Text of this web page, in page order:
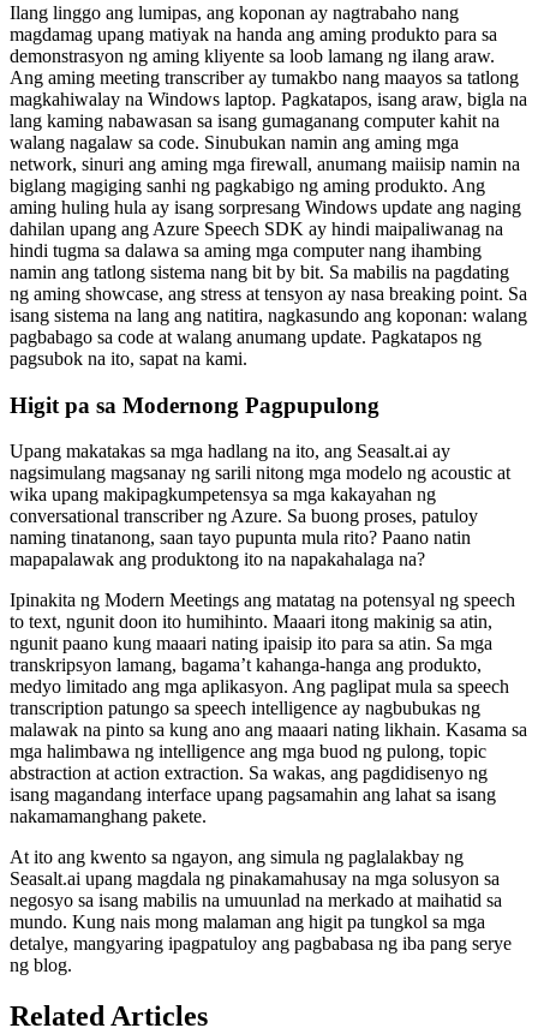
Ilang linggo ang lumipas, ang koponan ay nagtrabaho nang
magdamag upang matiyak na handa ang aming produkto para sa
demonstrasyon ng aming kliyente sa loob lamang ng ilang araw.
Ang aming meeting transcriber ay tumakbo nang maayos sa tatlong
magkahiwalay na Windows laptop. Pagkatapos, isang araw, bigla na
lang kaming nabawasan sa isang gumaganang computer kahit na
walang nagalaw sa code. Sinubukan namin ang aming mga
network, sinuri ang aming mga firewall, anumang maiisip namin na
biglang magiging sanhi ng pagkabigo ng aming produkto. Ang
aming huling hula ay isang sorpresang Windows update ang naging
dahilan upang ang Azure Speech SDK ay hindi maipaliwanag na
hindi tugma sa dalawa sa aming mga computer nang ihambing
namin ang tatlong sistema nang bit by bit. Sa mabilis na pagdating
ng aming showcase, ang stress at tensyon ay nasa breaking point. Sa
isang sistema na lang ang natitira, nagkasundo ang koponan: walang
pagbabago sa code at walang anumang update. Pagkatapos ng
pagsubok na ito, sapat na kami.
Higit pa sa Modernong Pagpupulong
Upang makatakas sa mga hadlang na ito, ang Seasalt.ai ay
nagsimulang magsanay ng sarili nitong mga modelo ng acoustic at
wika upang makipagkumpetensya sa mga kakayahan ng
conversational transcriber ng Azure. Sa buong proses, patuloy
naming tinatanong, saan tayo pupunta mula rito? Paano natin
mapapalawak ang produktong ito na napakahalaga na?
Ipinakita ng Modern Meetings ang matatag na potensyal ng speech
to text, ngunit doon ito humihinto. Maaari itong makinig sa atin,
ngunit paano kung maaari nating ipaisip ito para sa atin. Sa mga
transkripsyon lamang, bagama’t kahanga-hanga ang produkto,
medyo limitado ang mga aplikasyon. Ang paglipat mula sa speech
transcription patungo sa speech intelligence ay nagbubukas ng
malawak na pinto sa kung ano ang maaari nating likhain. Kasama sa
mga halimbawa ng intelligence ang mga buod ng pulong, topic
abstraction at action extraction. Sa wakas, ang pagdidisenyo ng
isang magandang interface upang pagsamahin ang lahat sa isang
nakamamanghang pakete.
At ito ang kwento sa ngayon, ang simula ng paglalakbay ng
Seasalt.ai upang magdala ng pinakamahusay na mga solusyon sa
negosyo sa isang mabilis na umuunlad na merkado at maihatid sa
mundo. Kung nais mong malaman ang higit pa tungkol sa mga
detalye, mangyaring ipagpatuloy ang pagbabasa ng iba pang serye
ng blog.
Related Articles